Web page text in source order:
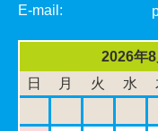
E-mail:
2026年8
日
月 火 水